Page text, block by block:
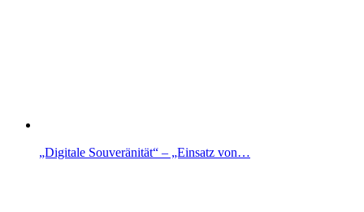
„Digitale Souveränität“ – „Einsatz von…